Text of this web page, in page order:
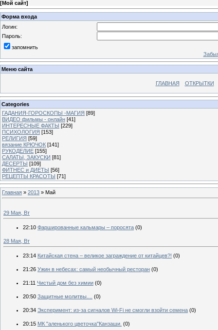
[Мой сайт]
Форма входа
Логин:
Пароль:
запомнить
Меню сайта
ГЛАВНАЯ ОТКРЫТКИ
Categories
ГАДАНИЯ-ГОРОСКОПЫ -МАГИЯ [89]
ВИДЕО фильмы - онлайн [41]
ИНТЕРЕСНЫЕ ФАКТЫ [229]
ПСИХОЛОГИЯ [153]
РЕЛИГИЯ [59]
вязание КРЮЧОК [141]
РУКОДЕЛИЕ [155]
САЛАТЫ, ЗАКУСКИ [81]
ДЕСЕРТЫ [109]
ФИТНЕС и ДИЕТЫ [56]
РЕЦЕПТЫ КРАСОТЫ [71]
Главная » 2013 » Май
29 Мая, Вт
22:10 Фаршированные кальмары – поросята (0)
28 Мая, Вт
23:14 Китайская стена – великое заграждение от китайцев?! (0)
21:26 Ужин в небесах: самый необычный ресторан (0)
21:11 Чистый дом без химии (0)
20:50 Защитные молитвы.... (0)
20:34 Эксперимент: из-за сигналов Wi-Fi не смогли взойти семена (0)
20:15 МК "аленького цветочка"Канзаши. (0)